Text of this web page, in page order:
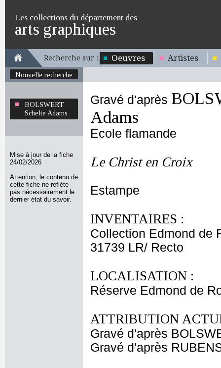
Les collections du département des
arts graphiques
Recherche sur : Oeuvres Artistes
Nouvelle recherche
BOLSWERT
Schelte Adams
Mise à jour de la fiche
24/02/2026
Attention, le contenu de
cette fiche ne reflète
pas nécessairement le
dernier état du savoir.
Gravé d'après
Adams
Ecole flamande
Le Christ en Croix
Estampe
INVENTAIRES :
Collection Edmond de
31739 LR/ Recto
LOCALISATION :
Réserve Edmond de
ATTRIBUTION
Gravé d'après
Gravé d'après